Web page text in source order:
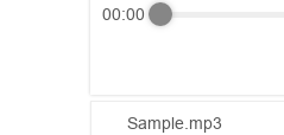
00:00
Sample.mp3